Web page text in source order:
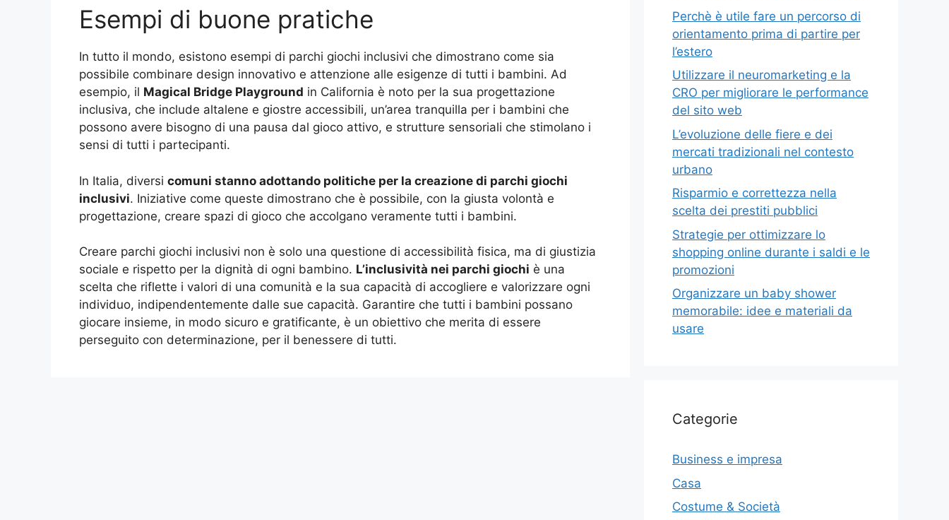
Esempi di buone pratiche
In tutto il mondo, esistono esempi di parchi giochi inclusivi che dimostrano come sia
possibile combinare design innovativo e attenzione alle esigenze di tutti i bambini. Ad
esempio, il Magical Bridge Playground in California è noto per la sua progettazione
inclusiva, che include altalene e giostre accessibili, un’area tranquilla per i bambini che
possono avere bisogno di una pausa dal gioco attivo, e strutture sensoriali che stimolano i
sensi di tutti i partecipanti.
In Italia, diversi comuni stanno adottando politiche per la creazione di parchi giochi
inclusivi. Iniziative come queste dimostrano che è possibile, con la giusta volontà e
progettazione, creare spazi di gioco che accolgano veramente tutti i bambini.
Creare parchi giochi inclusivi non è solo una questione di accessibilità fisica, ma di giustizia
sociale e rispetto per la dignità di ogni bambino. L’inclusività nei parchi giochi è una
scelta che riflette i valori di una comunità e la sua capacità di accogliere e valorizzare ogni
individuo, indipendentemente dalle sue capacità. Garantire che tutti i bambini possano
giocare insieme, in modo sicuro e gratificante, è un obiettivo che merita di essere
perseguito con determinazione, per il benessere di tutti.
Perchè è utile fare un percorso di
orientamento prima di partire per
l’estero
Utilizzare il neuromarketing e la
CRO per migliorare le performance
del sito web
L’evoluzione delle fiere e dei
mercati tradizionali nel contesto
urbano
Risparmio e correttezza nella
scelta dei prestiti pubblici
Strategie per ottimizzare lo
shopping online durante i saldi e le
promozioni
Organizzare un baby shower
memorabile: idee e materiali da
usare
Categorie
Business e impresa
Casa
Costume & Società